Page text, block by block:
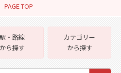
PAGE TOP
駅・路線
から探す
カテゴリー
から探す